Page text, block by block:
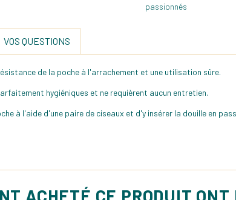
VOS QUESTIONS
de la poche à l'arrachement et une utilisation sûre.
hygiéniques et ne requièrent aucun entretien.
à l'aide d'une paire de ciseaux et d'y insérer la douille en
ACHETÉ CE PRODUIT